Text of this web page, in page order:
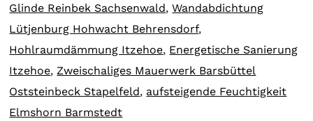
Glinde Reinbek Sachsenwald,Wandabdichtung
Lütjenburg Hohwacht Behrensdorf,
Hohlraumdämmung Itzehoe, Energetische Sanierung
Itzehoe, Zweischaliges Mauerwerk Barsbüttel
Oststeinbeck Stapelfeld, aufsteigende Feuchtigkeit
Elmshorn Barmstedt